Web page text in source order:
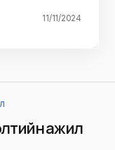
11/11/2024
ажил